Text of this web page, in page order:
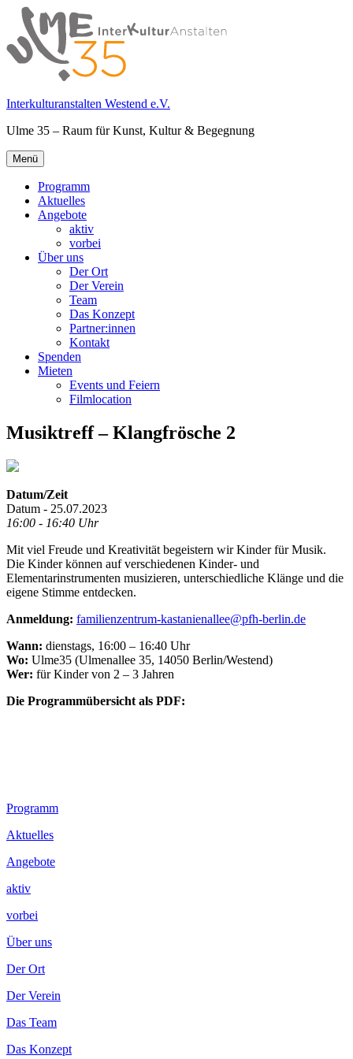
Springe
zum
Inhalt
Interkulturanstalten Westend e.V.
Ulme 35 – Raum für Kunst, Kultur & Begegnung
Primäres
Menü
Menü
Programm
Aktuelles
Angebote
aktiv
vorbei
Über uns
Der Ort
Der Verein
Team
Das Konzept
Partner:innen
Kontakt
Spenden
Mieten
Events und Feiern
Filmlocation
Musiktreff – Klangfrösche 2
Datum/Zeit
Datum - 25.07.2023
16:00 - 16:40 Uhr
Mit viel Freude und Kreativität begeistern wir Kinder für Musik.
Die Kinder können auf verschiedenen Kinder- und
Elementarinstrumenten musizieren, unterschiedliche Klänge und die
eigene Stimme entdecken.
Anmeldung: familienzentrum-kastanienallee@pfh-berlin.de
Wann: dienstags, 16:00 – 16:40 Uhr
Wo: Ulme35 (Ulmenallee 35, 14050 Berlin/Westend)
Wer: für Kinder von 2 – 3 Jahren
Die Programmübersicht als PDF:
Footer
Inhalt
Programm
Aktuelles
Angebote
aktiv
vorbei
Über uns
Der Ort
Der Verein
Das Team
Das Konzept